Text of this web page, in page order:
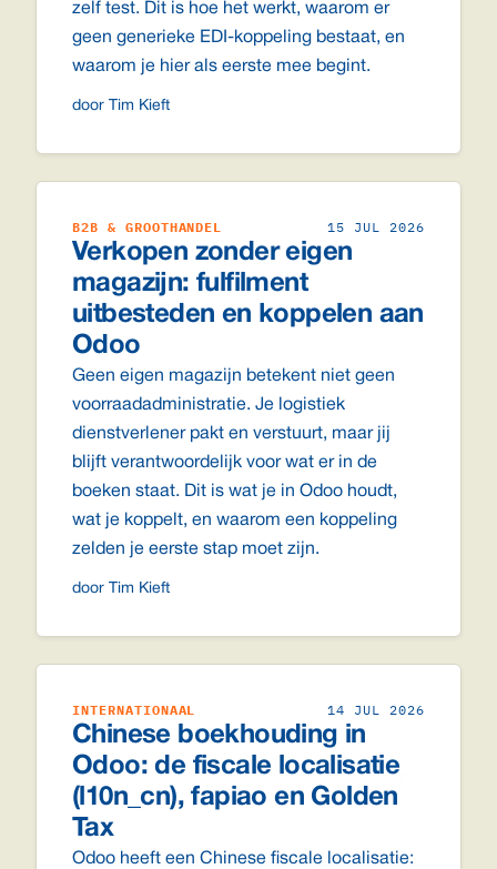
zelf test. Dit is hoe het werkt, waarom er
geen generieke EDI-koppeling bestaat, en
waarom je hier als eerste mee begint.
door Tim Kieft
B2B & GROOTHANDEL 15 JUL 2026
Verkopen zonder eigen
magazijn: fulfilment
uitbesteden en koppelen aan
Odoo
Geen eigen magazijn betekent niet geen
voorraadadministratie. Je logistiek
dienstverlener pakt en verstuurt, maar jij
blijft verantwoordelijk voor wat er in de
boeken staat. Dit is wat je in Odoo houdt,
wat je koppelt, en waarom een koppeling
zelden je eerste stap moet zijn.
door Tim Kieft
INTERNATIONAAL 14 JUL 2026
Chinese boekhouding in
Odoo: de fiscale localisatie
(l10n_cn), fapiao en Golden
Tax
Odoo heeft een Chinese fiscale localisatie: